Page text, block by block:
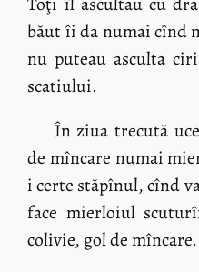
băut îi da numai cînd
nu puteau asculta
scatiului.
În ziua trecută
de mîncare numai
i certe stăpînul, cînd
face mierloiul
colivie, gol de mîncare.